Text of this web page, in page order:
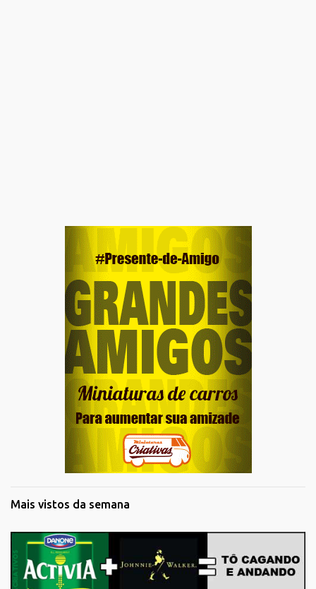
Mais vistos da semana